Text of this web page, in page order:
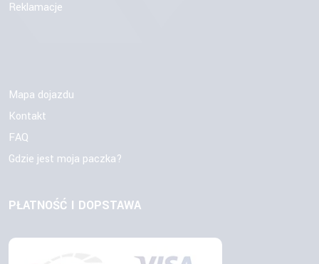
Reklamacje
Mapa dojazdu
Kontakt
FAQ
Gdzie jest moja paczka?
PŁATNOŚĆ I DOPSTAWA